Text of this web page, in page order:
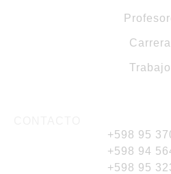
+598 95
+598 94
+598 95